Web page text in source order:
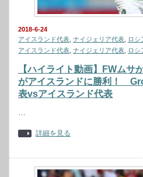
2018-6-24
アイスランド代表 ナイジェリア代表
ロシ
アイスランド代表 ナイジェリア代表 ロシ
【ハイライト動画】FWム
がアイスランドに勝利！
表vsアイスランド代表
…
詳細を見る